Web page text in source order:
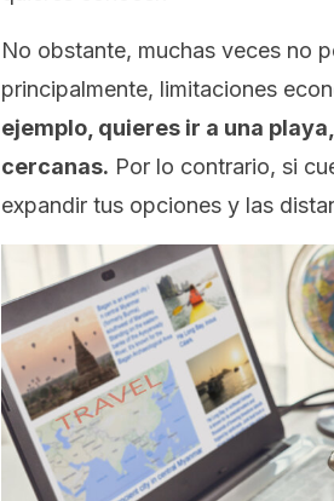
No obstante, muchas veces no
principalmente, limitaciones
ejemplo, quieres ir a una
cercanas. Por lo contrario, si
expandir tus opciones y las